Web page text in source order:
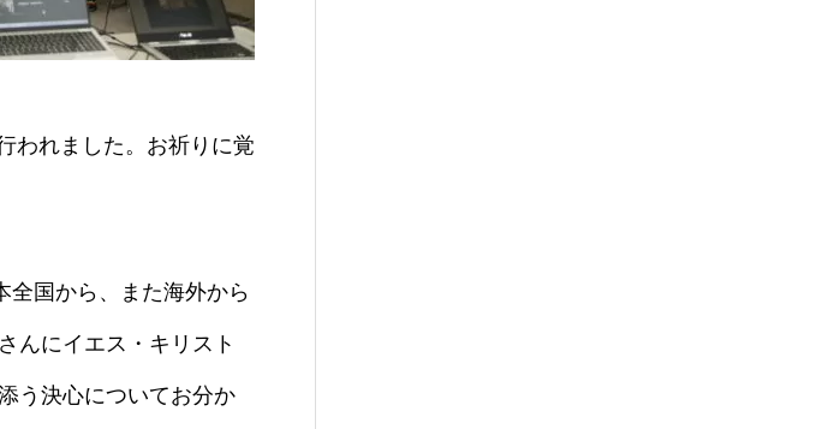
われました。お祈りに覚
全国から、また海外から
んにイエス・キリスト
う決心についてお分か